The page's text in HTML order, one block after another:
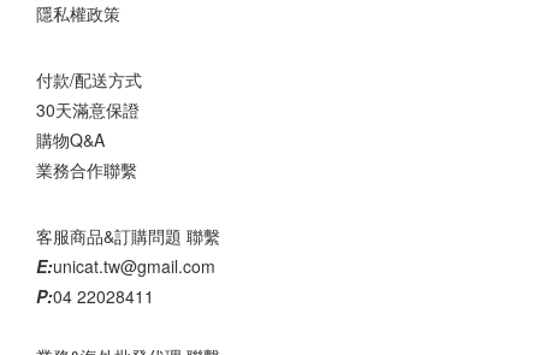
隱私權政策
付款/配送方式
30天滿意保證
購物Q&A
業務合作聯繫
客服商品&訂購問題 聯繫
E:unicat.tw@gmail.com
P:04 22028411